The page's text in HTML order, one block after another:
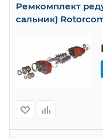
Ремкомплект
сальник)